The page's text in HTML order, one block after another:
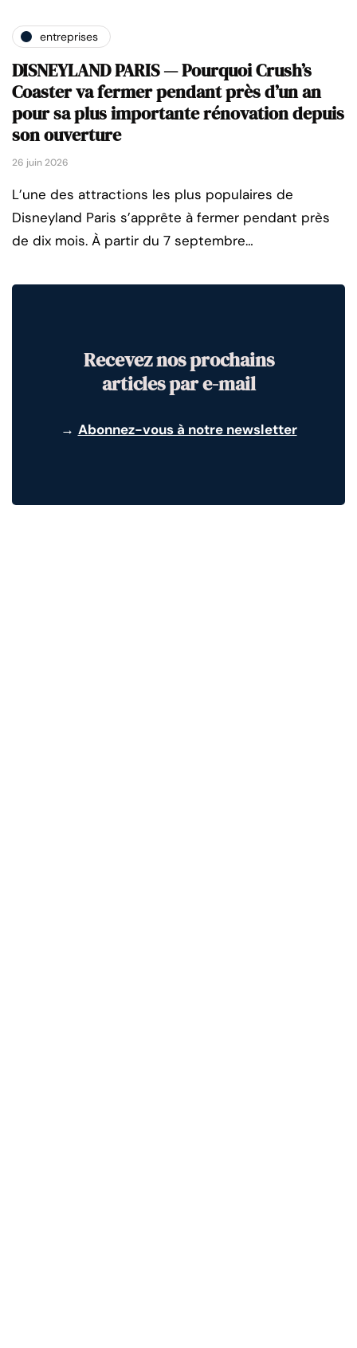
entreprises
DISNEYLAND PARIS — Pourquoi Crush’s
Coaster va fermer pendant près d’un an
pour sa plus importante rénovation depuis
son ouverture
26 juin 2026
L’une des attractions les plus populaires de
Disneyland Paris s’apprête à fermer pendant près
de dix mois. À partir du 7 septembre…
Recevez nos prochains
articles par e-mail
→ Abonnez-vous à notre newsletter